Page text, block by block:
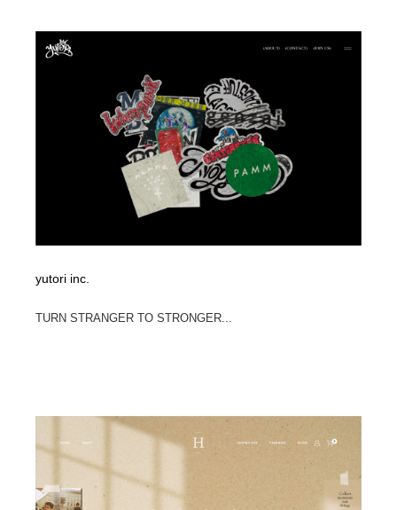
yutori inc.
TURN STRANGER TO STRONGER...